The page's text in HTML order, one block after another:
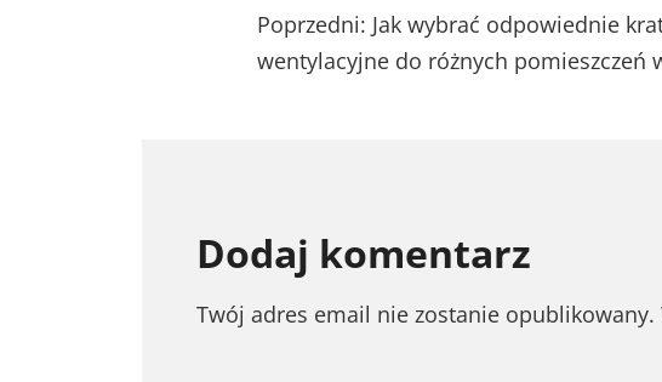
Nawigacja
wpisu
Poprzedni: Jak wybrać odpowiednie
wentylacyjne do różnych pomieszczeń
Dodaj komentarz
Twój adres email nie zostanie opublikowany.